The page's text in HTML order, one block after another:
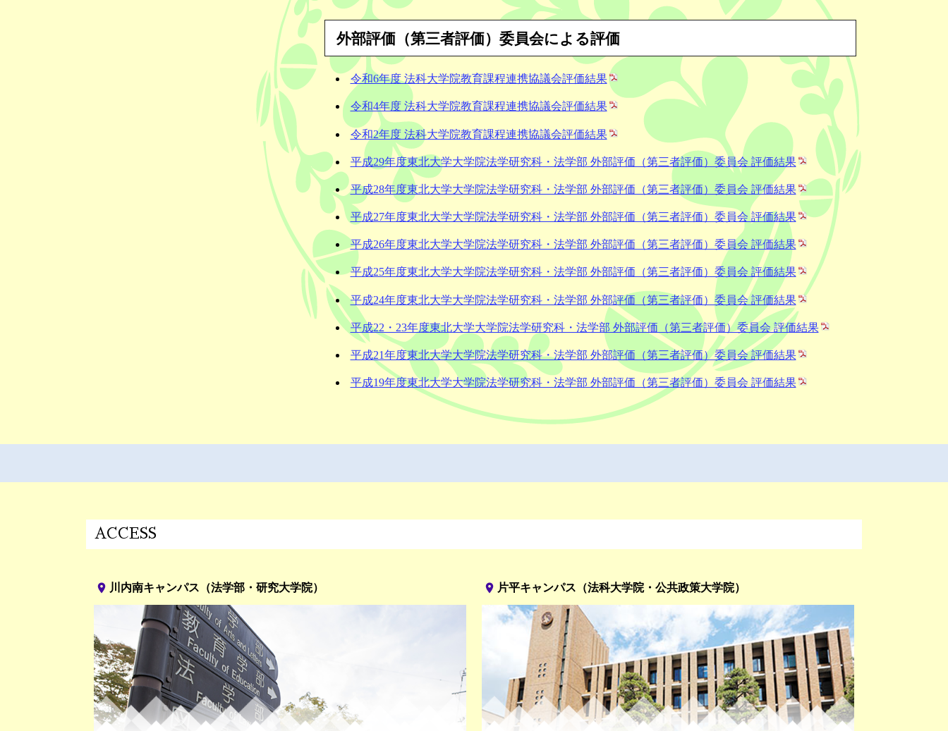
外部評価（第三者評価）委員会による評価
令和6年度 法科大学院教育課程連携協議会評価結果
令和4年度 法科大学院教育課程連携協議会評価結果
令和2年度 法科大学院教育課程連携協議会評価結果
平成29年度東北大学大学院法学研究科・法学部 外部評価（第三者評価）委員会 評価結果
平成28年度東北大学大学院法学研究科・法学部 外部評価（第三者評価）委員会 評価結果
平成27年度東北大学大学院法学研究科・法学部 外部評価（第三者評価）委員会 評価結果
平成26年度東北大学大学院法学研究科・法学部 外部評価（第三者評価）委員会 評価結果
平成25年度東北大学大学院法学研究科・法学部 外部評価（第三者評価）委員会 評価結果
平成24年度東北大学大学院法学研究科・法学部 外部評価（第三者評価）委員会 評価結果
平成22・23年度東北大学大学院法学研究科・法学部 外部評価（第三者評価）委員会 評価結果
平成21年度東北大学大学院法学研究科・法学部 外部評価（第三者評価）委員会 評価結果
平成19年度東北大学大学院法学研究科・法学部 外部評価（第三者評価）委員会 評価結果
ACCESS
place 川内南キャンパス（法学部・研究大学院） place 片平キャンパス（法科大学院・公共政策大学院）